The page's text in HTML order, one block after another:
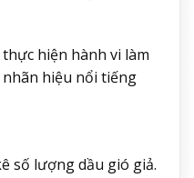
hiện hành vi làm
hiệu nổi tiếng
số lượng dầu gió giả.